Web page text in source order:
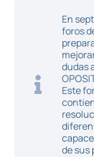
En
foros
dudas
Este
de sus